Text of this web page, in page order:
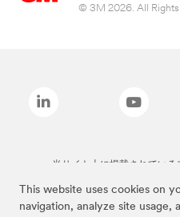
This website uses cookies on
navigation, analyze site usage,
© 3M 2026. All Rights
当サイト上に掲載されている